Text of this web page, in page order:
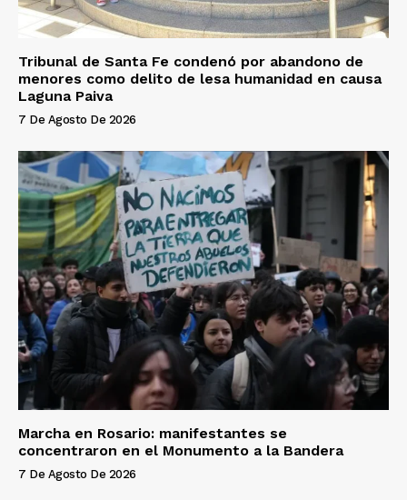
Tribunal de Santa Fe condenó por abandono de
menores como delito de lesa humanidad en causa
Laguna Paiva
7 De Agosto De 2026
Marcha en Rosario: manifestantes se
concentraron en el Monumento a la Bandera
7 De Agosto De 2026